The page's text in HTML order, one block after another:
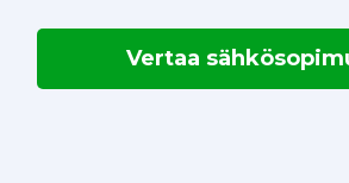
Vertaa